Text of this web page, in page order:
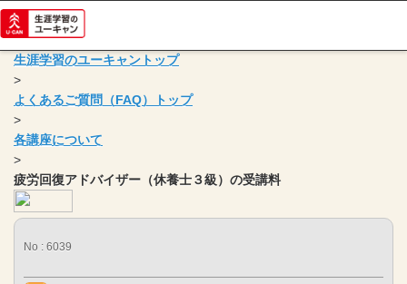
生涯学習のユーキャントップ
>
よくあるご質問（FAQ）トップ
>
各講座について
>
疲労回復アドバイザー（休養士３級）の受講料
No : 6039